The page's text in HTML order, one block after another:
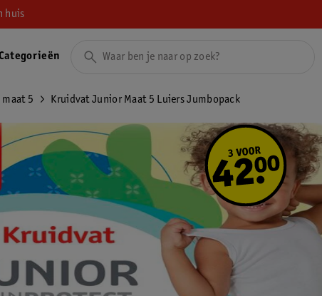
huis
maat 5 Kruidvat Junior Maat 5 Luiers Jumbopack